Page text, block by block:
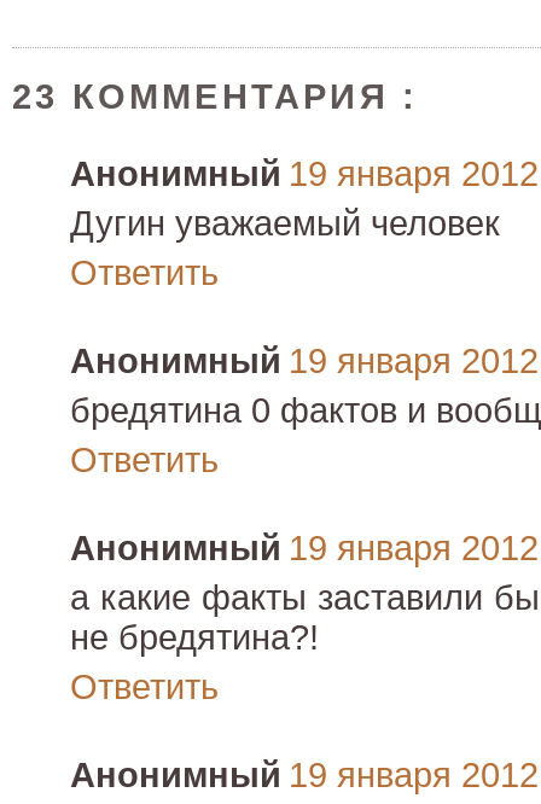
23 КОММЕНТАРИЯ :
Анонимный 19 января
Дугин уважаемый человек
Ответить
Анонимный 19 января
бредятина 0 фактов и
Ответить
Анонимный 19 января
а какие факты заставили
не бредятина?!
Ответить
Анонимный 19 января